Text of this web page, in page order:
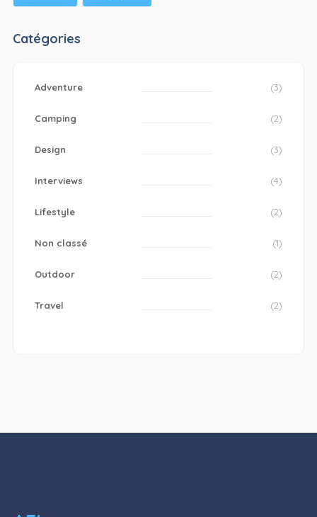
Catégories
Adventure (3)
Camping (2)
Design (3)
Interviews (4)
Lifestyle (2)
Non classé (1)
Outdoor (2)
Travel (2)